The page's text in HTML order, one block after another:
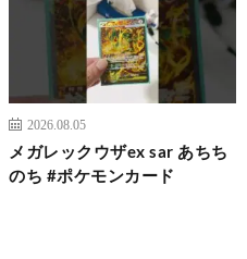
2026.08.05
メガレックウザex sar あちち
のち #ポケモンカード